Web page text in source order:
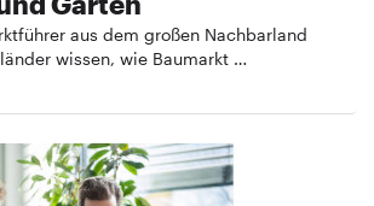
aus dem großen Nachbarland
wissen, wie Baumarkt …